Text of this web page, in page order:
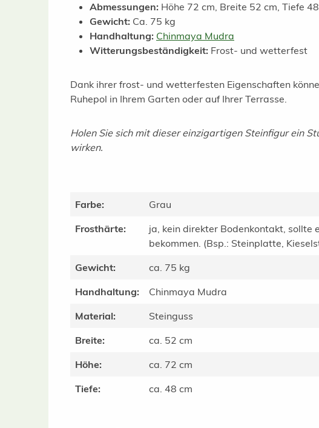
Abmessungen: Höhe 72 cm, Breite 52 cm, Tiefe
Gewicht: Ca. 75 kg
Handhaltung: Chinmaya Mudra
Witterungsbeständigkeit: Frost- und wetterfest
Dank ihrer frost- und wetterfesten Eigenschaften
Ruhepol in Ihrem Garten oder auf Ihrer Terrasse.
Holen Sie sich mit dieser einzigartigen Steinfigur ein
wirken.
Farbe:
Grau
Frosthärte:
ja, kein direkter Bodenkontakt, sollte
bekommen. (Bsp.: Steinplatte,
Gewicht:
ca. 75 kg
Handhaltung:
Chinmaya Mudra
Material:
Steinguss
Breite:
ca. 52 cm
Höhe:
ca. 72 cm
Tiefe:
ca. 48 cm